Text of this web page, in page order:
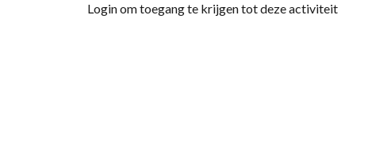
Login om toegang te krijgen tot deze activiteit